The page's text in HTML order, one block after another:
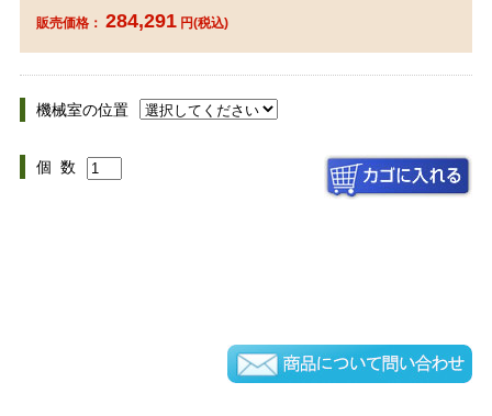
販売価格： 284,291円(税込)
機械室の位置
個 数